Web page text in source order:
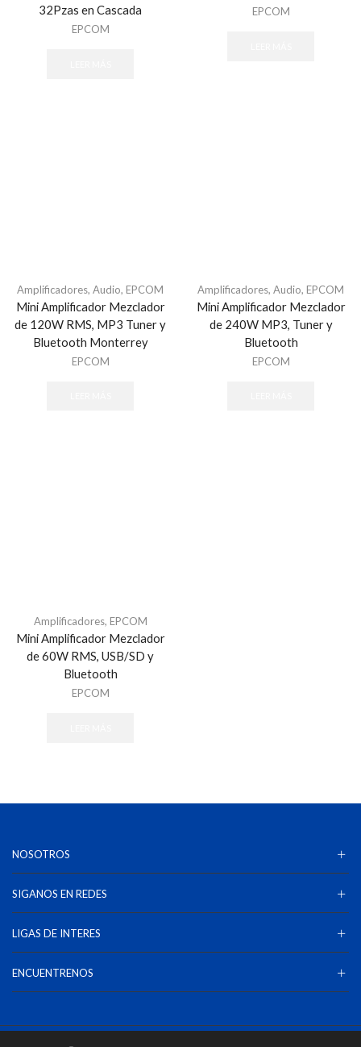
32Pzas en Cascada
EPCOM
EPCOM
Amplificadores, Audio, EPCOM
Mini Amplificador Mezclador
de 120W RMS, MP3 Tuner y
Bluetooth Monterrey
EPCOM
Amplificadores, Audio, EPCOM
Mini Amplificador Mezclador
de 240W MP3, Tuner y
Bluetooth
EPCOM
Amplificadores, EPCOM
Mini Amplificador Mezclador
de 60W RMS, USB/SD y
Bluetooth
EPCOM
NOSOTROS
SIGANOS EN REDES
LIGAS DE INTERES
ENCUENTRENOS